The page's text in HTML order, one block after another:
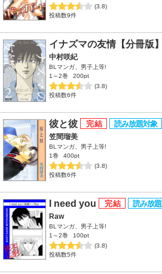
(3.8)
投稿数9件
イナズマの友情【分冊版】
中村咲紀
BLマンガ、男子上等!
1～2巻
200pt
(3.8)
投稿数6件
彼と彼
笠間瑠美
BLマンガ、男子上等!
1巻
400pt
(3.8)
投稿数6件
I need you
Raw
BLマンガ、男子上等!
1～2巻
100pt
(3.8)
投稿数5件